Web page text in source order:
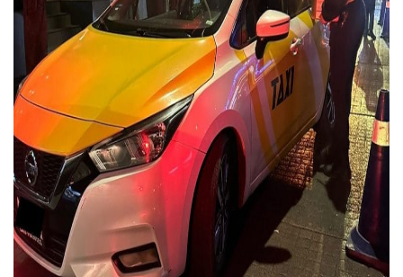
Bruno Blancas Convoca A Mesa De Análisis Para La
CUCosta E IMSS Nayarit Avanzan En Acuerdos Para
Videos De Presunto Convoy Armado Desatan Operativo
Playa Las Cocinas: Retiran Concesión Y Anuncian Plan De
Dr. Álvarez Zayas Dirige Plan De Salud Animal Y
Por Desaparición Forzada, Expolicías De Nayarit
“El Mayo” Zambada Es Condenado A Morir En Prisión En
Orgullo Vallartense: Zhoemí Luévanos Competirá En El
Brigada Forense Brindará Atención A Familias De
Vecinos De Vallarta 500 Exponen Queja De Vialidades A
Pelea De Extranjera Durante Función De “La Odisea” En
Joven Esgrimista De Puerto Vallarta Asegura Lugar En El
Llegan Camiones “oruga” A Puerto Vallarta Con
Coordinan Operativo Para Las Tradicionales Paseadas